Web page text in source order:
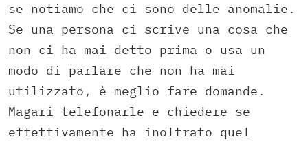
se notiamo che ci sono delle anomalie.
Se una persona ci scrive una cosa che
non ci ha mai detto prima o usa un
modo di parlare che non ha mai
utilizzato, è meglio fare domande.
Magari telefonarle e chiedere se
effettivamente ha inoltrato quel